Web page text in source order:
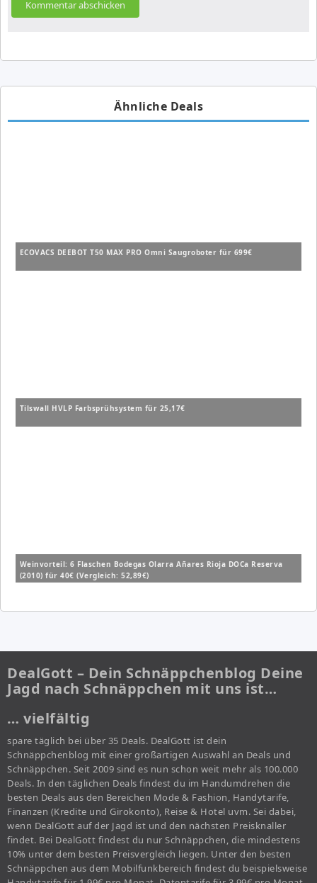
Ähnliche Deals
ECOVACS DEEBOT T50 MAX PRO Omni Saugroboter für 699€
Tilswall HVLP Farbsprühsystem für 25,17€
Weinvorteil: 6 Flaschen Bodegas Olarra Añares Rioja DOCa Reserva
(2010) für 40€ (Vergleich: 52,89€)
DealGott – Dein Schnäppchenblog Deine
Jagd nach Schnäppchen mit uns ist…
… vielfältig
spare täglich bei über 35 Deals. DealGott ist dein
Schnäppchenblog mit einer großartigen Auswahl an Deals und
Schnäppchen. Seit 2009 sind es nun schon weit mehr als 100.000
Deals. In den täglichen Deals findest du im Handumdrehen die
besten Deals aus den Bereichen Mode & Fashion, Handytarife,
Finanzen (Kredite und Girokonto), Reise & Hotel uvm. Sei dabei,
wenn DealGott auf der Jagd ist und den nächsten Preisknaller
findet. Bei DealGott findest du nur Schnäppchen, die mindestens
10% unter dem besten Preisvergleich liegen. Unter den besten
Schnäppchen aus dem Mobilfunkbereich findest du beispielsweise